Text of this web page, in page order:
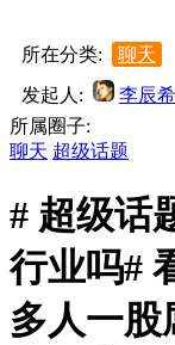
所在分类:
聊天
发起人:
李辰希
所属圈子:
聊天 超级话题
# 超级话
行业吗#
多人一股